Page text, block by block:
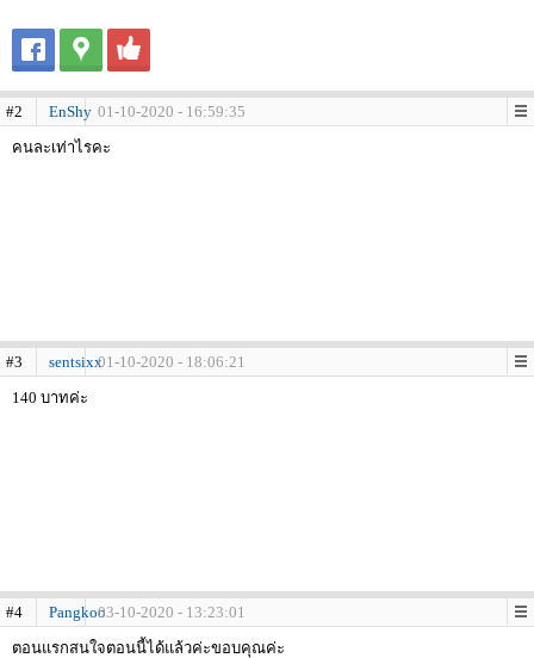
#2 EnShy 01-10-2020 - 16:59:35
คนละเท่าไรคะ
#3 sentsixx01-10-2020 - 18:06:21
140 บาทค่ะ
#4 Pangkoo03-10-2020 - 13:23:01
ตอนแรกสนใจตอนนี้ได้แล้วค่ะขอบคุณค่ะ